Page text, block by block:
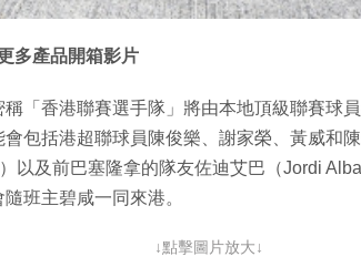
多產品開箱影片
「香港聯賽選手隊」將由本地頂級聯賽球
包括港超聯球員陳俊樂、謝家榮、黃威和
以及前巴塞隆拿的隊友佐迪艾巴（Jordi
班主碧咸一同來港。
↓點擊圖片放大↓